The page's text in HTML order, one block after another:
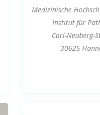
Medizinische
Institut für
Carl-Neuberg-
30625